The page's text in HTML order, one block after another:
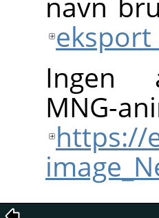
Ingen
https://